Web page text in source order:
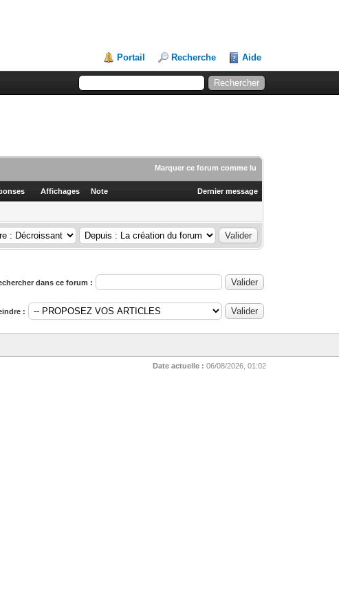
Portail Recherche Aide
Marquer ce forum comme lu
Affichages Note Dernier message
dans ce forum :
:
Date actuelle : 06/08/2026, 01:02